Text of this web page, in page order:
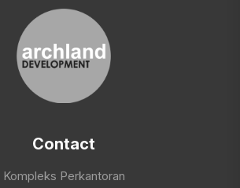
Contact
Kompleks Perkantoran